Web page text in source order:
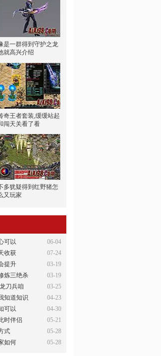
是一群得到守护之龙
就高兴介绍
奇王者套装,缓缓站起
闯天关看了看
多犹疑得到红野猪怎
又玩家
06-04
可以
07-24
收获
03-19
提升
03-19
炼三绝杀
03-25
刀兵咱
04-23
知道知识
04-30
可以
05-21
时伴侣
05-28
式
05-28
如何